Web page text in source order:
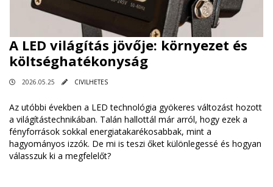
A LED világítás jövője: környezet és
költséghatékonyság
2026.05.25 CIVILHETES
Az utóbbi években a LED technológia gyökeres változást hozott
a világítástechnikában. Talán hallottál már arról, hogy ezek a
fényforrások sokkal energiatakarékosabbak, mint a
hagyományos izzók. De mi is teszi őket különlegessé és hogyan
válasszuk ki a megfelelőt?